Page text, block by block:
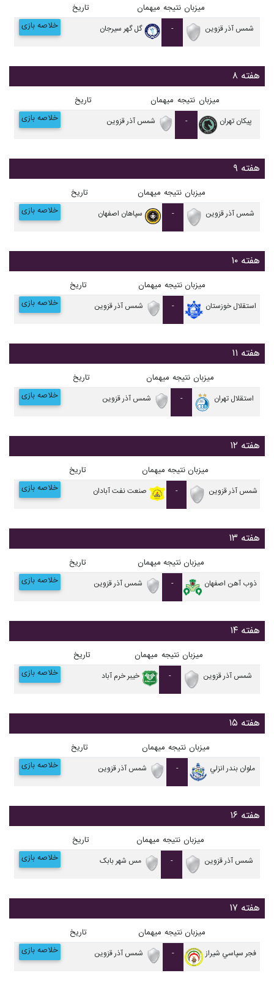
میزبان نتیجه میهمان تاریخ
شمس آذر قزوین - گل گهر سیرجان خلاصه بازی
هفته ۸
میزبان نتیجه میهمان تاریخ
پيکان تهران - شمس آذر قزوین خلاصه بازی
هفته ۹
میزبان نتیجه میهمان تاریخ
شمس آذر قزوین - سپاهان اصفهان خلاصه بازی
هفته ۱۰
میزبان نتیجه میهمان تاریخ
استقلال خوزستان - شمس آذر قزوین خلاصه بازی
هفته ۱۱
میزبان نتیجه میهمان تاریخ
استقلال تهران - شمس آذر قزوین خلاصه بازی
هفته ۱۲
میزباننتیجه میهمان تاریخ
شمس آذر قزوین - صنعت نفت آبادان خلاصه بازی
هفته ۱۳
میزباننتیجه میهمان تاریخ
ذوب آهن اصفهان - شمس آذر قزوین خلاصه بازی
هفته ۱۴
میزبان نتیجه میهمان تاریخ
شمس آذر قزوین - خيبر خرم آباد خلاصه بازی
هفته ۱۵
میزبان نتیجه میهمان تاریخ
ملوان بندر انزلي - شمس آذر قزوین خلاصه بازی
هفته ۱۶
میزبان نتیجه میهمان تاریخ
شمس آذر قزوین - مس شهر بابک خلاصه بازی
هفته ۱۷
میزبان نتیجه میهمان تاریخ
فجر سپاسي شیراز - شمس آذر قزوین خلاصه بازی